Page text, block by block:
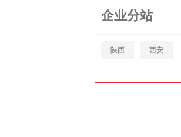
企业分站
陕西 西安